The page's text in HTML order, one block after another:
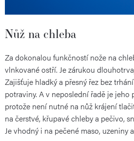
Nůž na chleba
Za dokonalou funkčností nože na
vlnkované ostří. Je zárukou
Zajišťuje hladký a přesný řez bez
potraviny. A v neposlední řadě je jeho
protože není nutné na nůž krájení
na čerstvé, křupavé chleby a pečivo,
Je vhodný i na pečené maso, uzeniny